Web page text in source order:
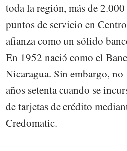
toda la región, más de
puntos de servicio en
afianza como un sólido
En 1952 nació como el
Nicaragua. Sin embargo, no
años setenta cuando se
de tarjetas de crédito
Credomatic.